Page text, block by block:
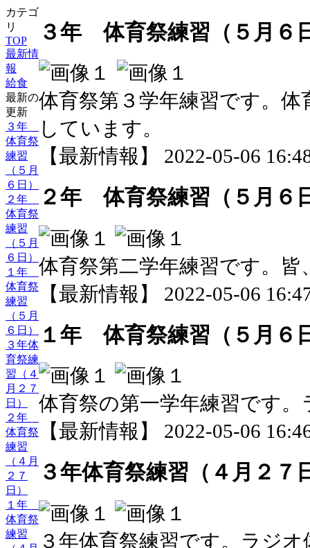
カテゴ
リ
TOP
最新情
報
給食
最新の
更新
３年
体育祭
練習
（５月
６日）
２年
体育祭
練習
（５月
６日）
１年
体育祭
練習
（５月
６日）
３年体
育祭練
習（４
月２７
日）
２年
体育祭
練習
（４月
２７
日）
１年
体育祭
練習
３年 体育祭練習（５月６
体育祭第３学年練習です。
しています。
【最新情報】 2022-05-06
２年 体育祭練習（５月６
体育祭第二学年練習です。
【最新情報】 2022-05-06
１年 体育祭練習（５月６
体育祭の第一学年練習です
【最新情報】 2022-05-06
３年体育祭練習（４月２７
３年体育祭練習です。ラジ